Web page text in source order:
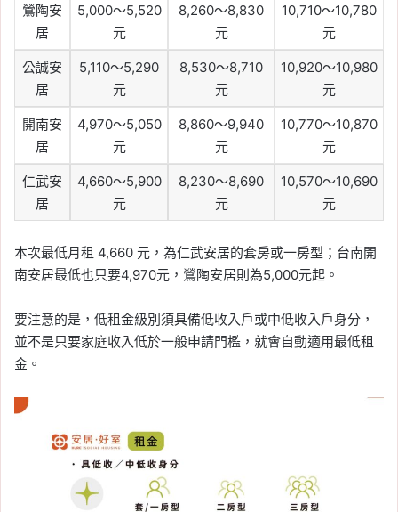
鶯陶安
居
5,000～5,520
元
8,260～8,830
元
10,710～10,780
元
公誠安
居
5,110～5,290
元
8,530～8,710
元
10,920～10,980
元
開南安
居
4,970～5,050
元
8,860～9,940
元
10,770～10,870
元
仁武安
居
4,660～5,900
元
8,230～8,690
元
10,570～10,690
元
本次最低月租 4,660 元，為仁武安居的套房或一房型；台南開
南安居最低也只要4,970元，鶯陶安居則為5,000元起。
要注意的是，低租金級別須具備低收入戶或中低收入戶身分，
並不是只要家庭收入低於一般申請門檻，就會自動適用最低租
金。